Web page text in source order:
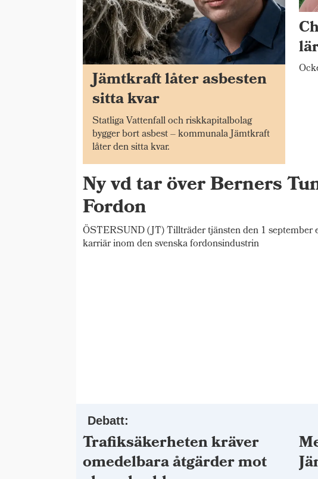
Jämtkraft låter asbesten
sitta kvar
Statliga Vattenfall och riskkapitalbolag
bygger bort asbest – kommunala Jämtkraft
låter den sitta kvar.
Ny vd tar över Berners
Fordon
ÖSTERSUND (JT) Tillträder tjänsten den 1 september
karriär inom den svenska fordonsindustrin
Debatt:
Trafiksäkerheten kräver
omedelbara åtgärder mot